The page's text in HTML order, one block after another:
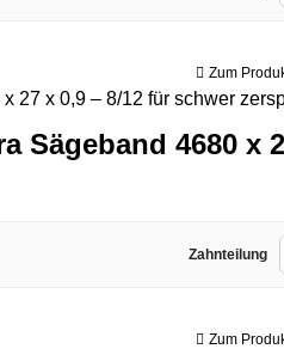
Zum
Sägeband 4680 x
Zahnteilung
Zum